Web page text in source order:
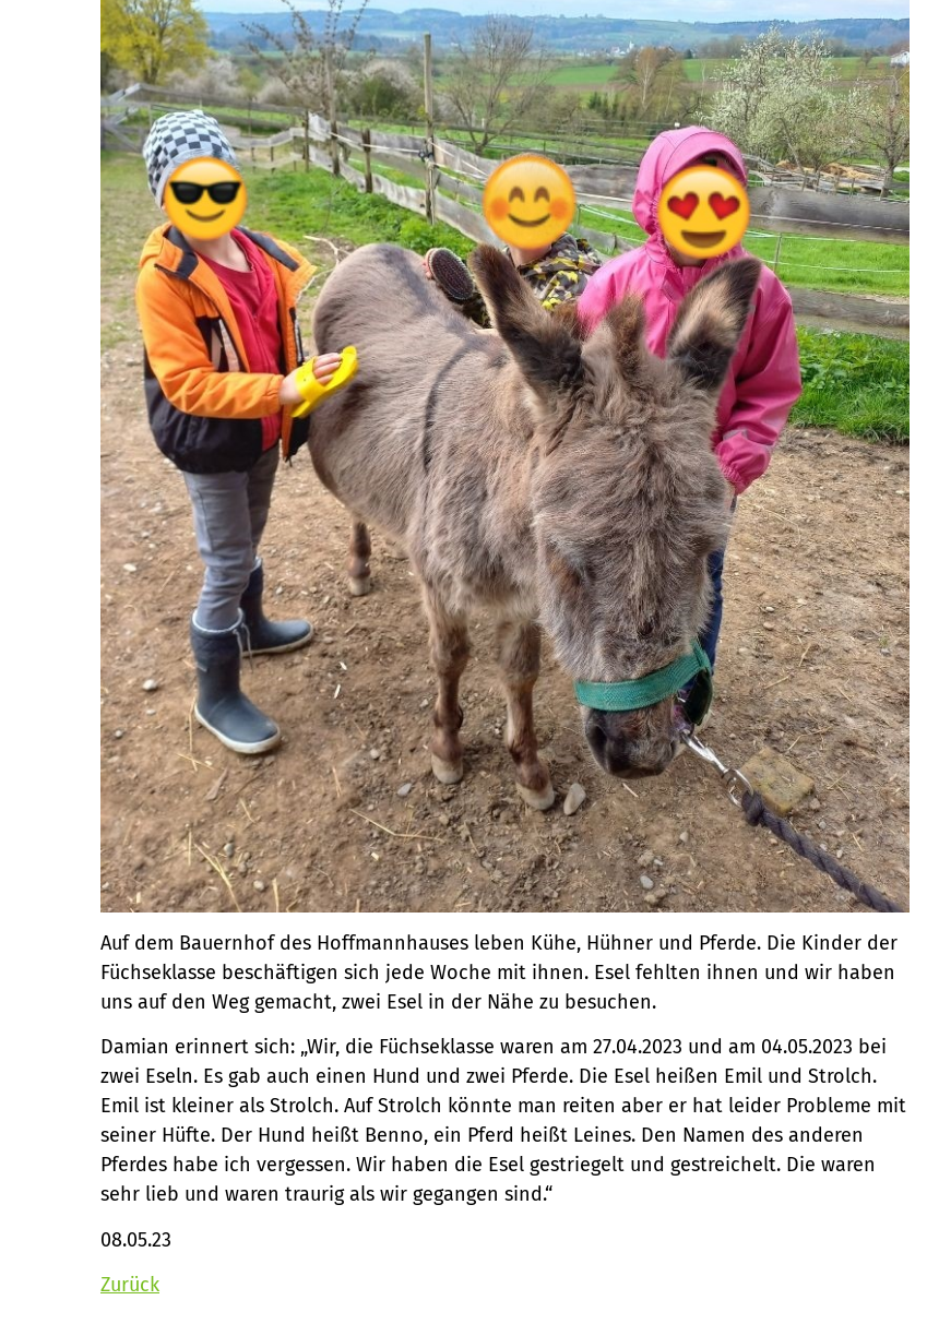
Auf dem Bauernhof des Hoffmannhauses leben Kühe, Hühner und Pferde. Die Kinder der
Füchseklasse beschäftigen sich jede Woche mit ihnen. Esel fehlten ihnen und wir haben
uns auf den Weg gemacht, zwei Esel in der Nähe zu besuchen.
Damian erinnert sich: „Wir, die Füchseklasse waren am 27.04.2023 und am 04.05.2023 bei
zwei Eseln. Es gab auch einen Hund und zwei Pferde. Die Esel heißen Emil und Strolch.
Emil ist kleiner als Strolch. Auf Strolch könnte man reiten aber er hat leider Probleme mit
seiner Hüfte. Der Hund heißt Benno, ein Pferd heißt Leines. Den Namen des anderen
Pferdes habe ich vergessen. Wir haben die Esel gestriegelt und gestreichelt. Die waren
sehr lieb und waren traurig als wir gegangen sind.“
08.05.23
Zurück